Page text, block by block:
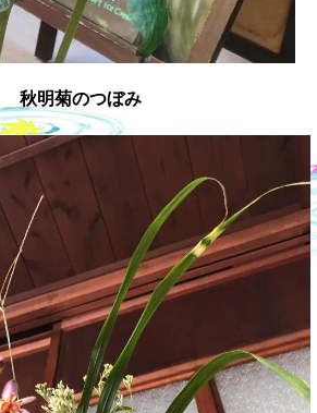
秋明菊のつぼみ